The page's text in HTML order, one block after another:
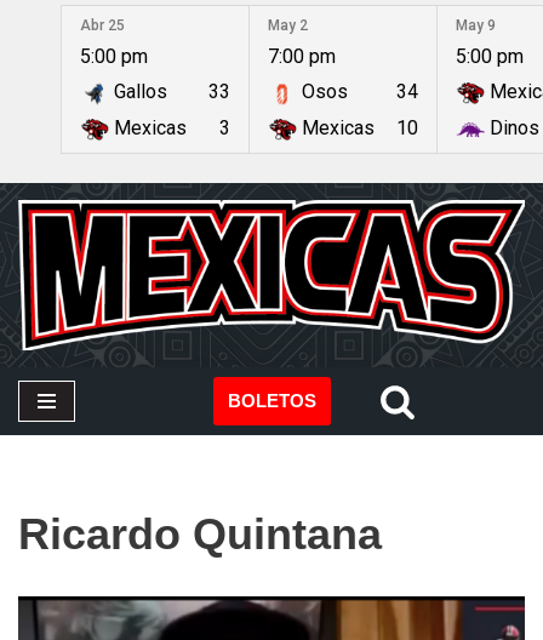
contenido
Abr 25
5:00 pm
Gallos
33
Mexicas
3
May 2
7:00 pm
Osos
34
Mexicas
10
May 9
5:00 pm
Dinos
BOLETOS
Ricardo Quintana